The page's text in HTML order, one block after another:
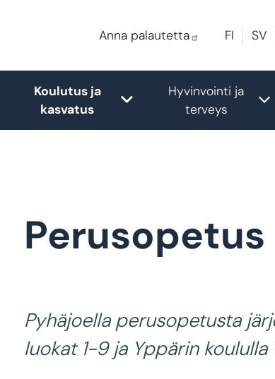
Anna palautetta
FI SV
Toggle submenu
Koulutus ja
kasvatus
Toggle submenu
Hyvinvointi ja
terveys
Perusopetus
Pyhäjoella perusopetusta
luokat 1-9 ja Yppärin